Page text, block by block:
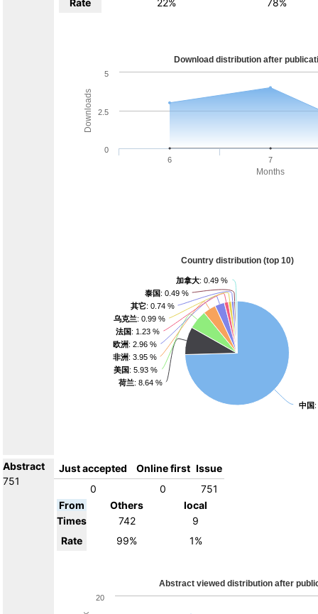
Rate 22% 78%
Abstract
751
Just accepted Online first Issue
0
0
751
From
Others
local
Times
742
9
Rate
99% 1%